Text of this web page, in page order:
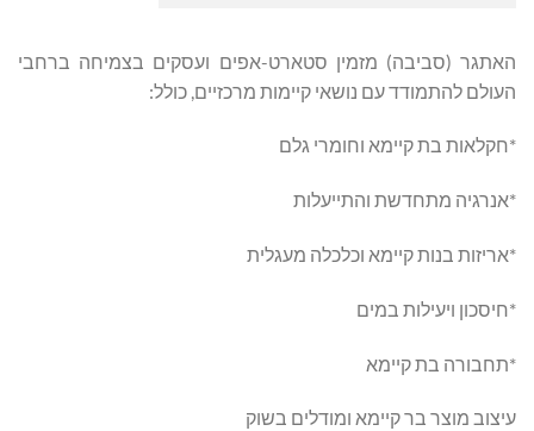
האתגר (סביבה) מזמין סטארט-אפים ועסקים בצמיחה ברחבי
העולם להתמודד עם נושאי קיימות מרכזיים, כולל:
*חקלאות בת קיימא וחומרי גלם
*אנרגיה מתחדשת והתייעלות
*אריזות בנות קיימא וכלכלה מעגלית
*חיסכון ויעילות במים
*תחבורה בת קיימא
עיצוב מוצר בר קיימא ומודלים בשוק